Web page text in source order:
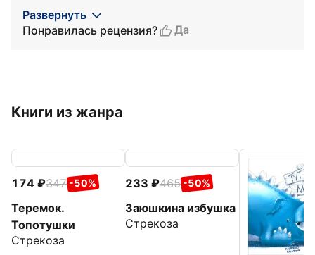
Развернуть
Понравилась рецензия?
Да
Книги из жанра
174 347 -50%
Теремок.
Топотушки
Стрекоза
233 465 -50%
Заюшкина избушка
Стрекоза